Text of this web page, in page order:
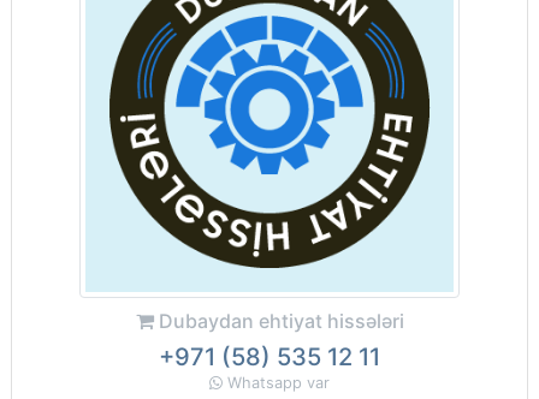
Dubaydan ehtiyat hissələri
+971 (58) 535 12 11
Whatsapp var